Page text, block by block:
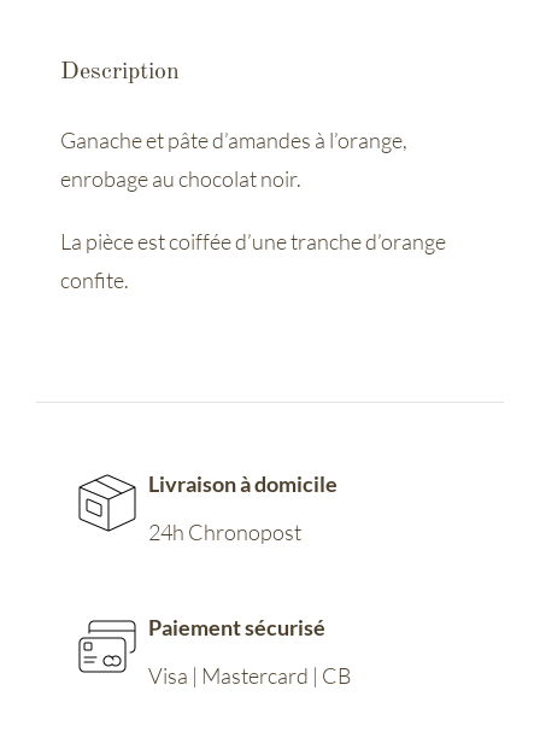
-
chocolat
Description
Ganache et pâte d’amandes à l’orange,
enrobage au chocolat noir.
La pièce est coiffée d’une tranche d’orange
confite.
Livraison à domicile
24h Chronopost
Paiement sécurisé
Visa | Mastercard | CB